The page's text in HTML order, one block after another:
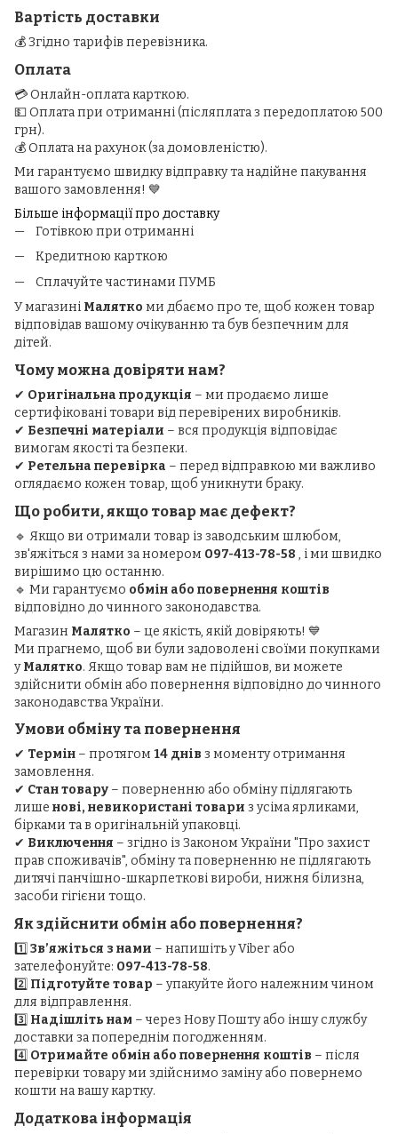
Вартість доставки
💰 Згідно тарифів перевізника.
Оплата
💳 Онлайн-оплата карткою.
💵 Оплата при отриманні (післяплата з передоплатою 500
грн).
💰 Оплата на рахунок (за домовленістю).
Ми гарантуємо швидку відправку та надійне пакування
вашого замовлення! 💙
Більше інформації про доставку
Готівкою при отриманні
Кредитною карткою
Сплачуйте частинами ПУМБ
У магазині Малятко ми дбаємо про те, щоб кожен товар
відповідав вашому очікуванню та був безпечним для
дітей.
Чому можна довіряти нам?
✔ Оригінальна продукція – ми продаємо лише
сертифіковані товари від перевірених виробників.
✔ Безпечні матеріали – вся продукція відповідає
вимогам якості та безпеки.
✔ Ретельна перевірка – перед відправкою ми важливо
оглядаємо кожен товар, щоб уникнути браку.
Що робити, якщо товар має дефект?
🔹 Якщо ви отримали товар із заводським шлюбом,
зв'яжіться з нами за номером 097-413-78-58 , і ми швидко
вирішимо цю останню.
🔹 Ми гарантуємо обмін або повернення коштів
відповідно до чинного законодавства.
Магазин Малятко – це якість, якій довіряють! 💙
Ми прагнемо, щоб ви були задоволені своїми покупками
уМалятко. Якщо товар вам не підійшов, ви можете
здійснити обмін або повернення відповідно до чинного
законодавства України.
Умови обміну та повернення
✔ Термін – протягом 14 днів з моменту отримання
замовлення.
✔ Стан товару – поверненню або обміну підлягають
лише нові, невикористані товари з усіма ярликами,
бірками та в оригінальній упаковці.
✔ Виключення – згідно із Законом України "Про захист
прав споживачів", обміну та поверненню не підлягають
дитячі панчішно-шкарпеткові вироби, нижня білизна,
засоби гігієни тощо.
Як здійснити обмін або повернення?
1️⃣ Зв’яжіться з нами – напишіть у Viber або
зателефонуйте: 097-413-78-58.
2️⃣ Підготуйте товар – упакуйте його належним чином
для відправлення.
3️⃣ Надішліть нам – через Нову Пошту або іншу службу
доставки за попереднім погодженням.
4️⃣ Отримайте обмін або повернення коштів – після
перевірки товару ми здійснимо заміну або повернемо
кошти на вашу картку.
Додаткова інформація